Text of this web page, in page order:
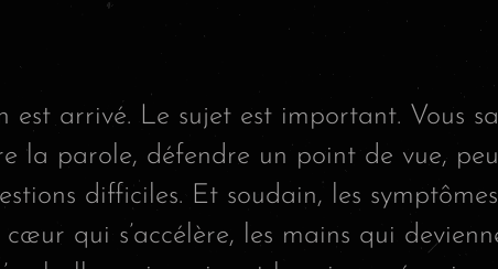
est arrivé. Le sujet est important. Vous
la parole, défendre un point de vue,
difficiles. Et soudain, les symptômes
cœur qui s’accélère, les mains qui